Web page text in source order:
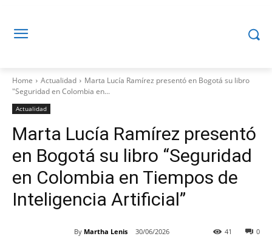
Home Actualidad
Marta Lucía Ramírez presentó en Bogotá su libro
"Seguridad en Colombia en...
Actualidad
Marta Lucía Ramírez presentó
en Bogotá su libro “Seguridad
en Colombia en Tiempos de
Inteligencia Artificial”
By Martha Lenis 30/06/2026 0
41